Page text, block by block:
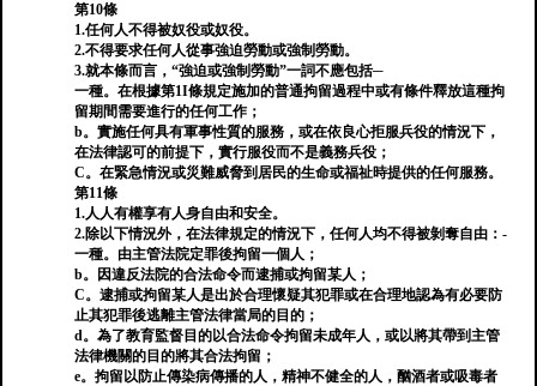
第10條
1.任何人不得被奴役或奴役。
2.不得要求任何人從事強迫勞動或強制勞動。
3.就本條而言，“強迫或強制勞動”一詞不應包括─
一種。在根據第1I條規定施加的普通拘留過程中或有條件釋放這種拘
留期間需要進行的任何工作；
b。實施任何具有軍事性質的服務，或在依良心拒服兵役的情況下，
在法律認可的前提下，實行服役而不是義務兵役；
C。在緊急情況或災難威脅到居民的生命或福祉時提供的任何服務。
第11條
1.人人有權享有人身自由和安全。
2.除以下情況外，在法律規定的情況下，任何人均不得被剝奪自由：-
一種。由主管法院定罪後拘留一個人；
b。因違反法院的合法命令而逮捕或拘留某人；
C。逮捕或拘留某人是出於合理懷疑其犯罪或在合理地認為有必要防
止其犯罪後逃離主管法律當局的目的；
d。為了教育監督目的以合法命令拘留未成年人，或以將其帶到主管
法律機關的目的將其合法拘留；
e。拘留以防止傳染病傳播的人，精神不健全的人，酗酒者或吸毒者